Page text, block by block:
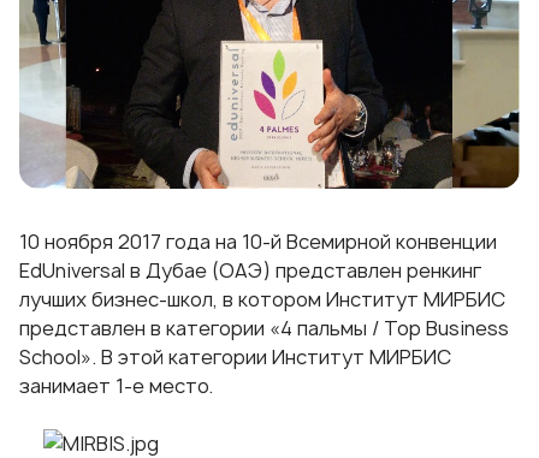
10 ноября 2017 года на 10-й Всемирной конвенции
EdUniversal в Дубае (ОАЭ) представлен ренкинг
лучших бизнес-школ, в котором Институт МИРБИС
представлен в категории «4 пальмы / Top Business
School». В этой категории Институт МИРБИС
занимает 1-е место.